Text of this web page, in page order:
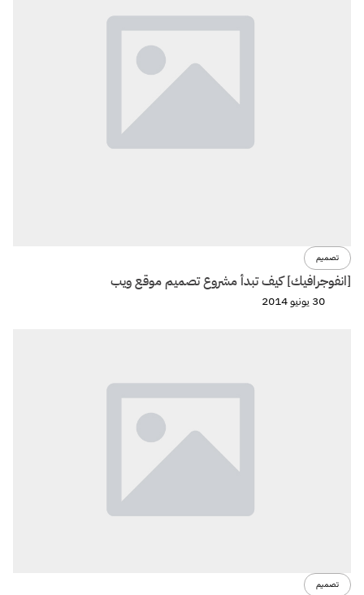
تصميم
[انفوجرافيك] كيف تبدأ مشروع تصميم موقع ويب
30 يونيو 2014
تصميم